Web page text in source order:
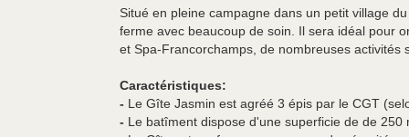
Situé en pleine campagne dans un petit village
ferme avec beaucoup de soin. Il sera idéal pour
et Spa-Francorchamps, de nombreuses activités
Caractéristiques:
- Le Gîte Jasmin est agréé 3 épis par le CGT
- Le batîment dispose d'une superficie de de 250